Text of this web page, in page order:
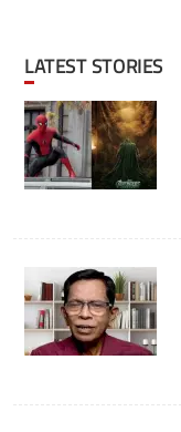
LATEST STORIES